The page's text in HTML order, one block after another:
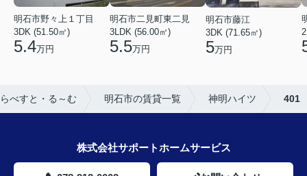
明石市野々上１丁目
3DK (51.50㎡)
5.4万円
明石市二見町東二見
3LDK (56.00㎡)
5.5万円
明石市藤江
3DK (71.65㎡)
5万円
べすと・る～む 明石市の賃貸一覧 神明ハイツ 401
株式会社サポートホームサービス